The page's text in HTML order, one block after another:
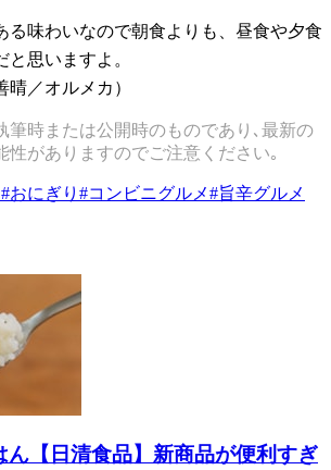
る味わいなので朝食よりも、昼食や夕食
思いますよ。
晴／オルメカ）
時または公開時のものであり､最新の
性がありますのでご注意ください｡
#おにぎり #コンビニグルメ#旨辛グルメ
ん【日清食品】新商品が便利すぎ